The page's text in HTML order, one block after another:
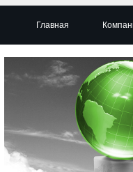
Главная